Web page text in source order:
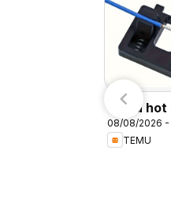
Temu
Mexico
08/08/2026 -
TEMU